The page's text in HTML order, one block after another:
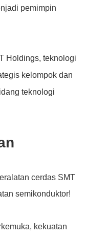
pemimpin
Holdings, teknologi
kelompok dan
teknologi
cerdas SMT
semikonduktor!
kekuatan